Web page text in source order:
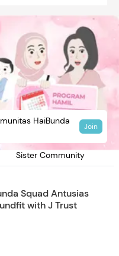
Sister Community
HaiBunda
Join
Squad Antusias
with J Trust